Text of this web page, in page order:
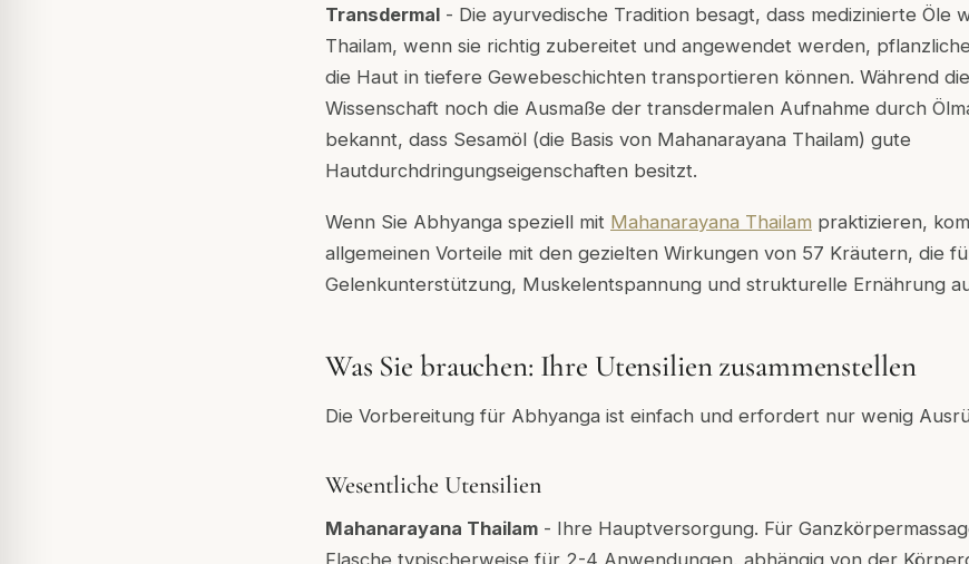
Transdermal - Die ayurvedische Tradition besagt, dass medizinierte Öle
Thailam, wenn sie richtig zubereitet und angewendet werden,
die Haut in tiefere Gewebeschichten transportieren können. Während
Wissenschaft noch die Ausmaße der transdermalen Aufnahme durch
bekannt, dass Sesamöl (die Basis von Mahanarayana Thailam) gute
Hautdurchdringungseigenschaften besitzt.
Wenn Sie Abhyanga speziell mit Mahanarayana Thailam praktizieren,
allgemeinen Vorteile mit den gezielten Wirkungen von 57 Kräutern, die
Gelenkunterstützung, Muskelentspannung und strukturelle Ernährung
Was Sie brauchen: Ihre Utensilien zusammenstellen
Die Vorbereitung für Abhyanga ist einfach und erfordert nur wenig
Wesentliche Utensilien
Mahanarayana Thailam - Ihre Hauptversorgung. Für
Flasche typischerweise für 2-4 Anwendungen, abhängig von der